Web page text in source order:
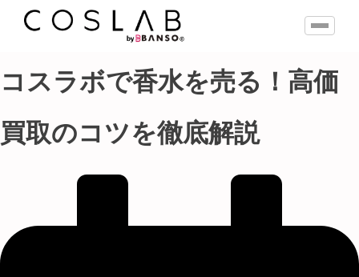
コスラボで香水を売る！高価
買取のコツを徹底解説